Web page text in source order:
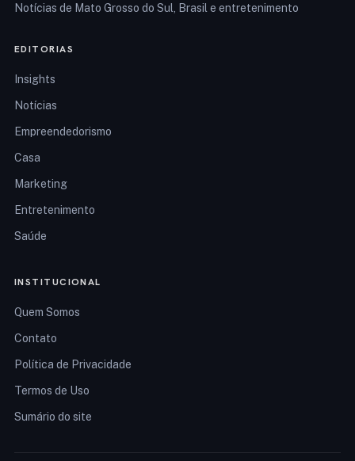
Notícias de Mato Grosso do Sul, Brasil e entretenimento
EDITORIAS
Insights
Notícias
Empreendedorismo
Casa
Marketing
Entretenimento
Saúde
INSTITUCIONAL
Quem Somos
Contato
Política de Privacidade
Termos de Uso
Sumário do site